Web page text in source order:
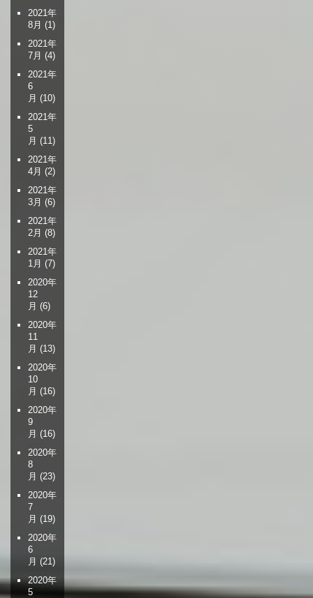
2021年
8月 (1)
2021年
7月 (4)
2021年
6
月 (10)
2021年
5
月 (11)
2021年
4月 (2)
2021年
3月 (6)
2021年
2月 (8)
2021年
1月 (7)
2020年
12
月 (6)
2020年
11
月 (13)
2020年
10
月 (16)
2020年
9
月 (16)
2020年
8
月 (23)
2020年
7
月 (19)
2020年
6
月 (21)
2020年
5